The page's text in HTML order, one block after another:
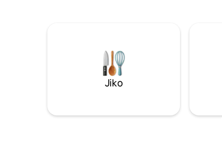
chakula mbele ya nyumba | kiwango cha
juu ni eneo la kuishi lenye makochi 2 na
meza ya kahawa | chini ya hatua chache
ni sehemu ya kulia chakula iliyo na meza
Jiko